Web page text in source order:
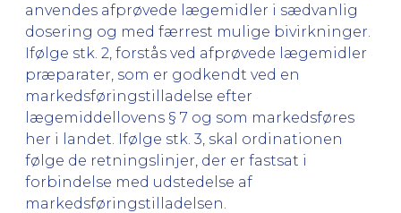
anvendes afprøvede lægemidler i sædvanlig
dosering og med færrest mulige bivirkninger.
Ifølge stk. 2, forstås ved afprøvede lægemidler
præparater, som er godkendt ved en
markedsføringstilladelse efter
lægemiddellovens § 7 og som markedsføres
her i landet. Ifølge stk. 3, skal ordinationen
følge de retningslinjer, der er fastsat i
forbindelse med udstedelse af
markedsføringstilladelsen.